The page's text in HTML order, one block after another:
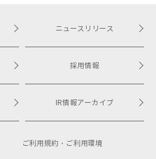
ニュースリリース
採用情報
IR情報アーカイブ
ご利用規約・ ご利用環境